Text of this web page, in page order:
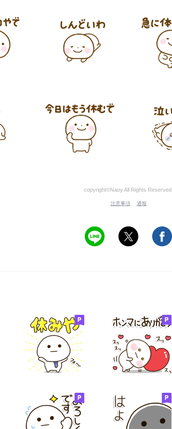
copyright©Naoy All Rights Reserved.
注意事項 通報